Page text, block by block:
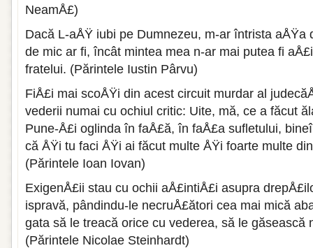
NeamÅ£)
Dacă L-aÅŸ iubi pe Dumnezeu, m-ar întrista aÅŸa
de mic ar fi, încât mintea mea n-ar mai putea fi
fratelui. (Părintele Iustin Pârvu)
FiÅ£i mai scoÅŸi din acest circuit murdar al
vederii numai cu ochiul critic: Uite, mă, ce a făcut
Pune-Å£i oglinda în faÅ£ă, în faÅ£a sufletului,
că ÅŸi tu faci ÅŸi ai făcut multe ÅŸi foarte multe
(Părintele Ioan Iovan)
ExigenÅ£ii stau cu ochii aÅ£intiÅ£i asupra
ispravă, pândindu-le necruÅ£ători cea mai mică
gata să le treacă orice cu vederea, să le găsească
(Părintele Nicolae Steinhardt)